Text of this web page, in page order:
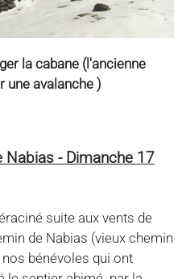
la cabane (l'ancienne
une avalanche )
- Dimanche 17
suite aux vents de
de Nabias (vieux chemin
bénévoles qui ont